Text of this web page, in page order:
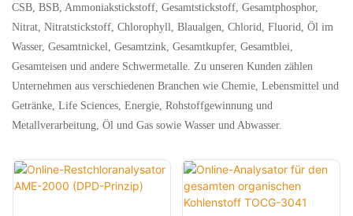
CSB, BSB, Ammoniakstickstoff, Gesamtstickstoff, Gesamtphosphor,
Nitrat, Nitratstickstoff, Chlorophyll, Blaualgen, Chlorid, Fluorid, Öl im
Wasser, Gesamtnickel, Gesamtzink, Gesamtkupfer, Gesamtblei,
Gesamteisen und andere Schwermetalle. Zu unseren Kunden zählen
Unternehmen aus verschiedenen Branchen wie Chemie, Lebensmittel und
Getränke, Life Sciences, Energie, Rohstoffgewinnung und
Metallverarbeitung, Öl und Gas sowie Wasser und Abwasser.